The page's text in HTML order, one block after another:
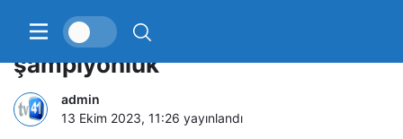
Derincespor’un hedefi filede
şampiyonluk
admin
13 Ekim 2023, 11:26 yayınlandı